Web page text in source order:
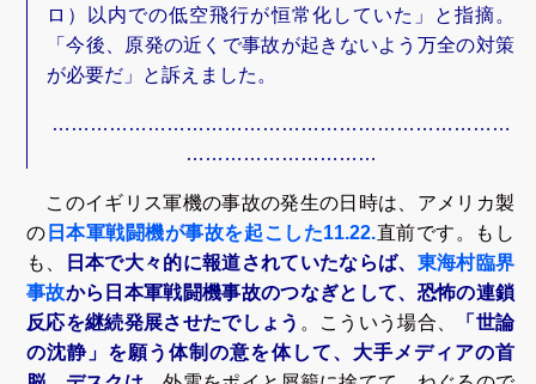
ロ）以内での低空飛行が恒常化していた」と指摘。
「今後、原発の近くで事故が起きないよう万全の対策
が必要だ」と訴えました。
………………………………………………………………
…………………………
このイギリス軍機の事故の発生の日時は、アメリカ製
の 日本軍戦闘機が事故を起こした11.22.直前です。もし
も、
日本で大々的に報道されていたならば、 東海村臨界
事故から日本軍戦闘機事故のつなぎとして、恐怖の連鎖
反応を継続発展させたでしょう 。こういう場合、
「世論
の沈静」を願う体制の意を体して、大手メディアの首